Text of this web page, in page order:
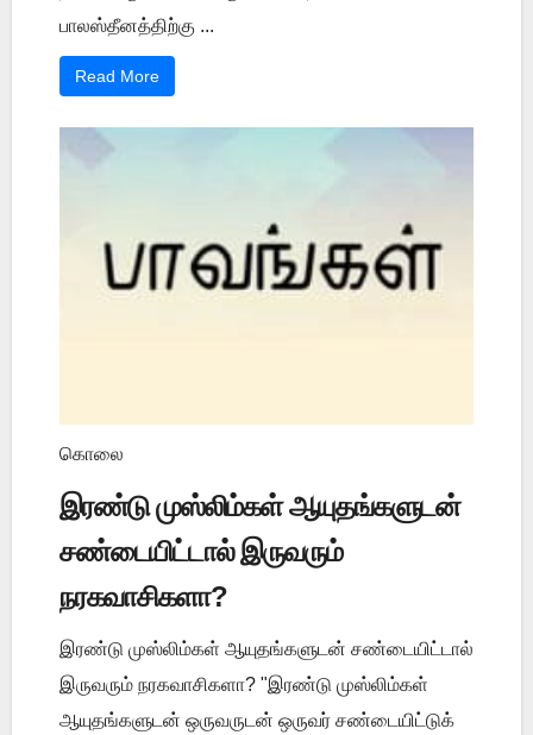
பாலஸ்தீனத்திற்கு ...
Read More
கொலை
இரண்டு முஸ்லிம்கள் ஆயுதங்களுடன்
சண்டையிட்டால் இருவரும்
நரகவாசிகளா?
இரண்டு முஸ்லிம்கள் ஆயுதங்களுடன் சண்டையிட்டால்
இருவரும் நரகவாசிகளா? "இரண்டு முஸ்லிம்கள்
ஆயுதங்களுடன் ஒருவருடன் ஒருவர் சண்டையிட்டுக்